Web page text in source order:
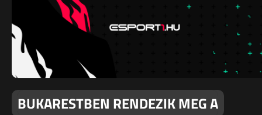
BUKARESTBEN RENDEZIK MEG A